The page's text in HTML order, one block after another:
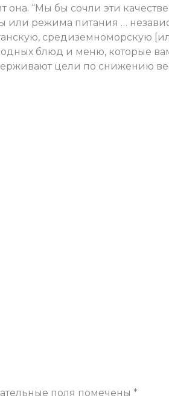
она. “Мы бы сочли эти
режима питания …
средиземноморскую
блюд и меню, которые
цели по снижению
поля помечены *